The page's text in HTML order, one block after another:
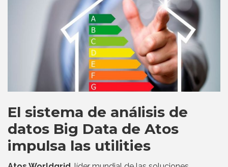
El sistema de análisis de
datos Big Data de Atos
impulsa las utilities